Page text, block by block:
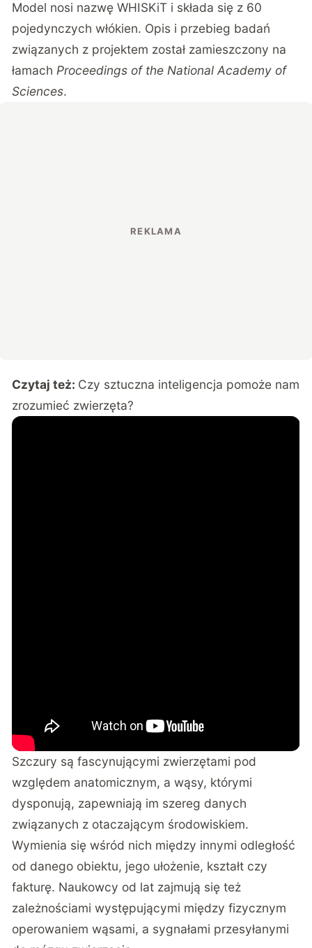
Model nosi nazwę WHISKiT i składa się z 60
pojedynczych włókien. Opis i przebieg badań
związanych z projektem został zamieszczony na
łamach Proceedings of the National Academy of
Sciences.
Czytaj też: Czy sztuczna inteligencja pomoże nam
zrozumieć zwierzęta?
Szczury są fascynującymi zwierzętami pod
względem anatomicznym, a wąsy, którymi
dysponują, zapewniają im szereg danych
związanych z otaczającym środowiskiem.
Wymienia się wśród nich między innymi odległość
od danego obiektu, jego ułożenie, kształt czy
fakturę. Naukowcy od lat zajmują się też
zależnościami występującymi między fizycznym
operowaniem wąsami, a sygnałami przesyłanymi